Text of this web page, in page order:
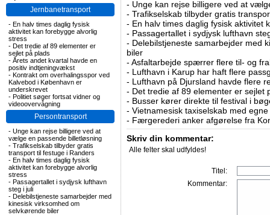
Jernbanetransport
- En halv times daglig fysisk
aktivitet kan forebygge alvorlig
stress
- Det tredie af 89 elementer er
sejlet på plads
- Årets andet kvartal havde en
positiv indtjeningvækst
- Kontrakt om overhalingsspor ved
Kalvebod i København er
underskrevet
- Politiet søger fortsat vidner og
videoovervågning
Persontransport
- Unge kan rejse billigere ved at
vælge en passende billetløsning
- Trafikselskab tilbyder gratis
transport til festuge i Randers
- En halv times daglig fysisk
aktivitet kan forebygge alvorlig
stress
- Passagertallet i sydjysk lufthavn
steg i juli
- Delebilstjeneste samarbejder med
kinesisk virksomhed om
selvkørende biler
- Unge kan rejse billigere ved at
- Trafikselskab tilbyder gratis
- En halv times daglig fysisk aktivitet
- Passagertallet i sydjysk lufthavn
- Delebilstjeneste samarbejder med
biler
- Asfaltarbejde spærrer flere til- og
- Lufthavn i Karup har haft flere
- Lufthavn på Djursland havde flere
- Det tredie af 89 elementer er sejlet
- Busser kører direkte til festival i
- Vietnamesisk taxiselskab med
- Færgerederi anker afgørelse fra
Skriv din kommentar:
Alle felter skal udfyldes!
Titel:
Kommentar: